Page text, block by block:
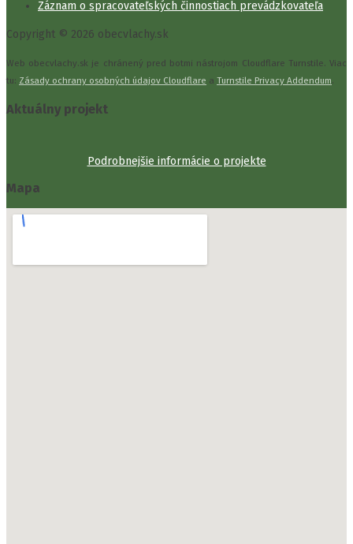
Záznam o spracovateľských činnostiach prevádzkovateľa
Copyright © 2026 obecvlachy.sk
Web obecvlachy.sk je chránený pred botmi nástrojom Cloudflare Turnstile. Viac
tu: Zásady ochrany osobných údajov Cloudflare a Turnstile Privacy Addendum.
Aktuálny projekt
Podrobnejšie informácie o projekte
Mapa